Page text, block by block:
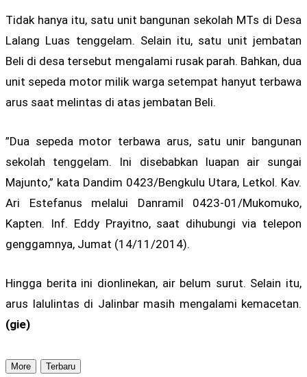
Tidak hanya itu, satu unit bangunan sekolah MTs di Desa
Lalang Luas tenggelam. Selain itu, satu unit jembatan
Beli di desa tersebut mengalami rusak parah. Bahkan, dua
unit sepeda motor milik warga setempat hanyut terbawa
arus saat melintas di atas jembatan Beli.
”Dua sepeda motor terbawa arus, satu unir bangunan
sekolah tenggelam. Ini disebabkan luapan air sungai
Majunto,” kata Dandim 0423/Bengkulu Utara, Letkol. Kav.
Ari Estefanus melalui Danramil 0423-01/Mukomuko,
Kapten. Inf. Eddy Prayitno, saat dihubungi via telepon
genggamnya, Jumat (14/11/2014).
Hingga berita ini dionlinekan, air belum surut. Selain itu,
arus lalulintas di Jalinbar masih mengalami kemacetan.
(gie)
More Terbaru